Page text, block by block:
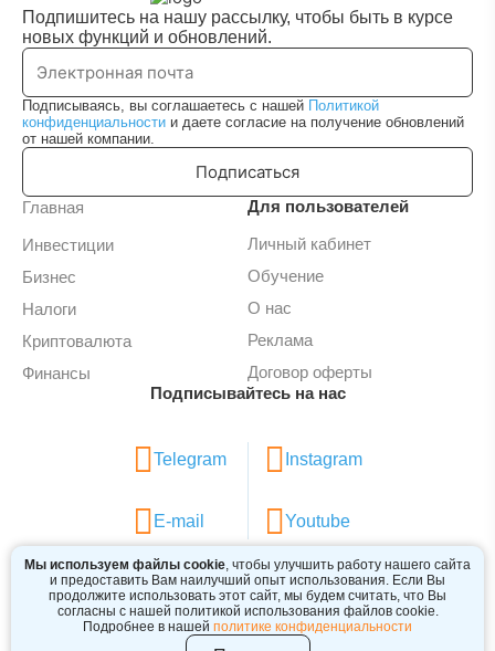
Мы используем файлы cookie, чтобы улучшить работу нашего сайта
и предоставить Вам наилучший опыт использования. Если Вы
продолжите использовать этот сайт, мы будем считать, что Вы
согласны с нашей политикой использования файлов cookie.
Подробнее в нашей политике конфиденциальности
Подпишитесь на нашу рассылку, чтобы быть в курсе
новых функций и обновлений.
Подписаться
Подписываясь, вы соглашаетесь с нашей Политикой
конфиденциальности и даете согласие на получение обновлений
от нашей компании.
Главная Для пользователей
Инвестиции
Личный кабинет
Бизнес
Обучение
Налоги
О нас
Криптовалюта
Реклама
Финансы
Договор оферты
Подписывайтесь на нас
Telegram Instagram
E-mail Youtube
2024 © BIZINVEST BY
Обращаем внимание. содержание сайта носит исключительно